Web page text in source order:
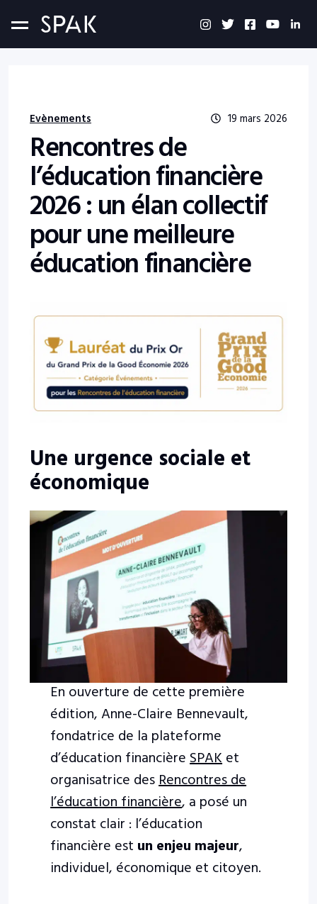
Evènements 19 mars 2026
Rencontres de
l’éducation financière
2026 : un élan collectif
pour une meilleure
éducation financière
Une urgence sociale et
économique
En ouverture de cette première
édition, Anne-Claire Bennevault,
fondatrice de la plateforme
d’éducation financièreSPAKet
organisatrice desRencontres de
l’éducationfinancière, a posé un
constat clair : l’éducation
financière estun enjeu majeur,
individuel, économique et citoyen.